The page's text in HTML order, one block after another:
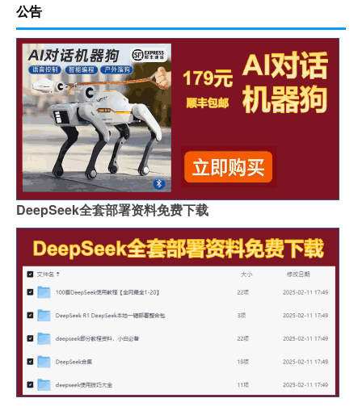
公告
DeepSeek全套部署资料免费下载